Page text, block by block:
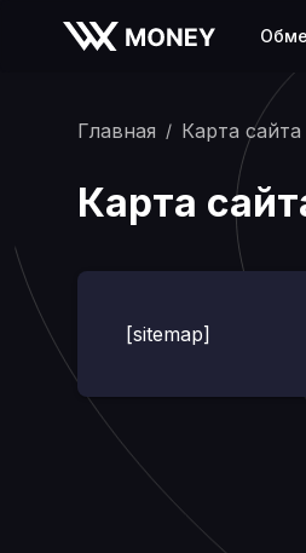
Главная / Карта сайта
Карта
[sitemap]